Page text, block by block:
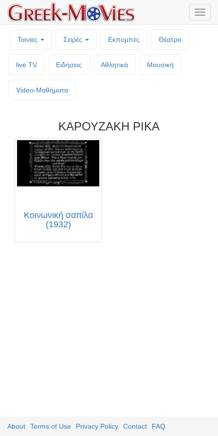
Ταινίες Σειρές Εκπομπές Θέατρο
live TV Ειδήσεις Αθλητικά Μουσική
Video-Mαθήματα
ΚΑΡΟΥΖΑΚΗ ΡΙΚΑ
Κοινωνική σαπίλα
(1932)
About Terms of Use Privacy Policy Contact FAQ